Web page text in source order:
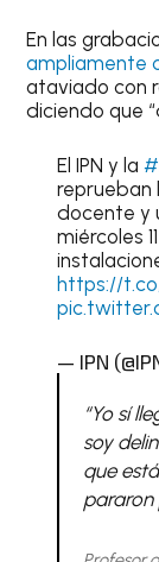
En las
ampliamente
ataviado con
diciendo que
El IPN y la
reprueban
docente y
miércoles
https://
— IPN
“Yo sí
soy
que
pararon